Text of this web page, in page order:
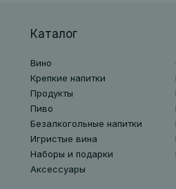
Каталог
Вино
Крепкие напитки
Продукты
Пиво
Безалкогольные напитки
Игристые вина
Наборы и подарки
Аксессуары